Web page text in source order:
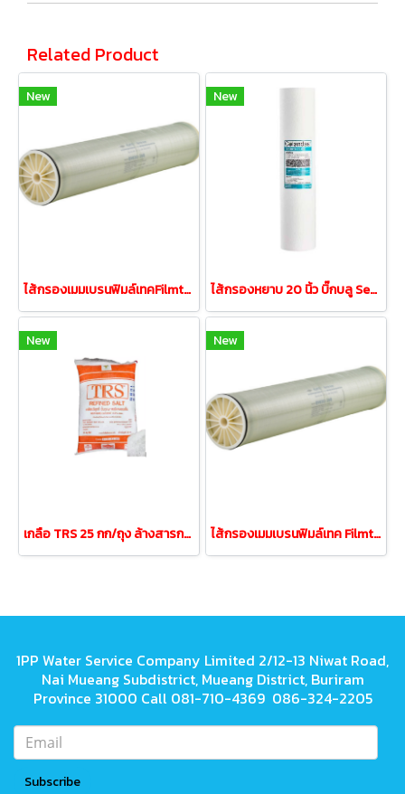
Related Product
New
ไส้กรองเมมเบรนฟิมล์เทคFilmtec BW30-400iG (คุณภาพสูง)
New
ไส้กรองหยาบ 20 นิ้ว บิ๊กบลู Sediment Bigblue 5 Micron
New
เกลือ TRS 25 กก/ถุง ล้างสารกรองเรซิ่นและสระว่ายน้ำ
New
ไส้กรองเมมเบรนฟิมล์เทค Filmtec BW30-400 (คุณภาพสูง)
1PP Water Service Company Limited 2/12-13 Niwat Road,
Nai Mueang Subdistrict, Mueang District, Buriram
Province 31000 Call 081-710-4369 086-324-2205
Subscribe